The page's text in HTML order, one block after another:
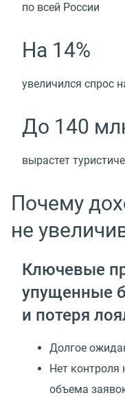
по всей России
На 14%
увеличился спрос
До 140
вырастет
Почему
не
Ключевые
упущенные
и потеря
Долгое
Нет
объема